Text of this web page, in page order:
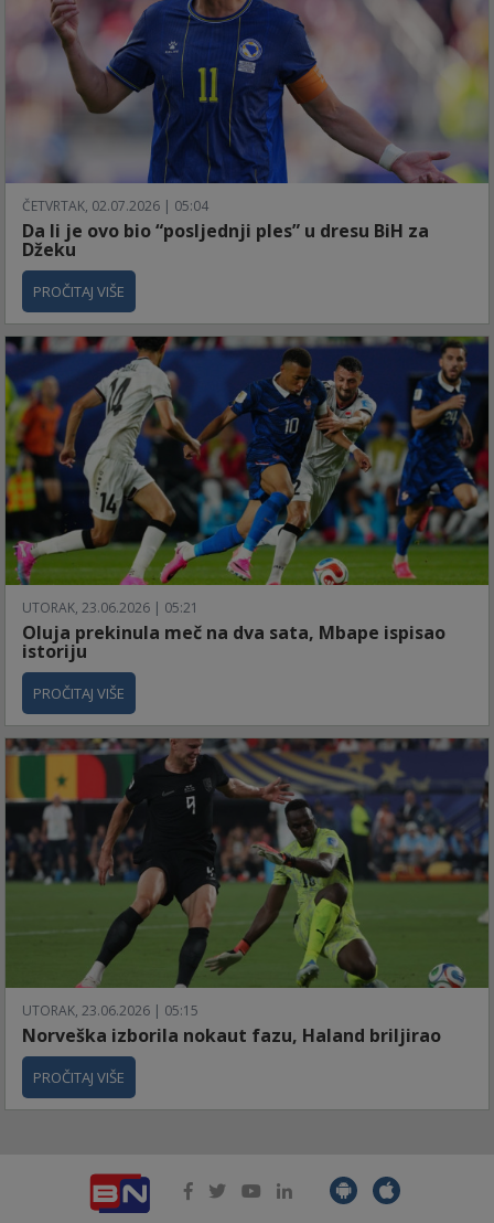
ČETVRTAK, 02.07.2026 | 05:04
Da li je ovo bio “posljednji ples” u dresu BiH za
Džeku
PROČITAJ VIŠE
UTORAK, 23.06.2026 | 05:21
Oluja prekinula meč na dva sata, Mbape ispisao
istoriju
PROČITAJ VIŠE
UTORAK, 23.06.2026 | 05:15
Norveška izborila nokaut fazu, Haland briljirao
PROČITAJ VIŠE